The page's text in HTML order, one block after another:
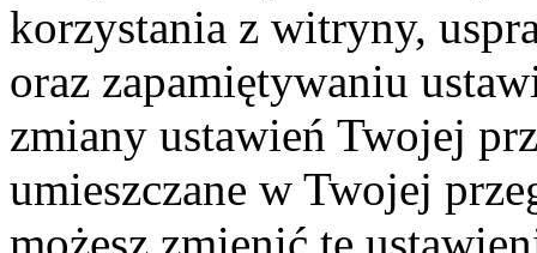
korzystania z witryny,
oraz zapamiętywaniu
zmiany ustawień Twojej
umieszczane w Twojej